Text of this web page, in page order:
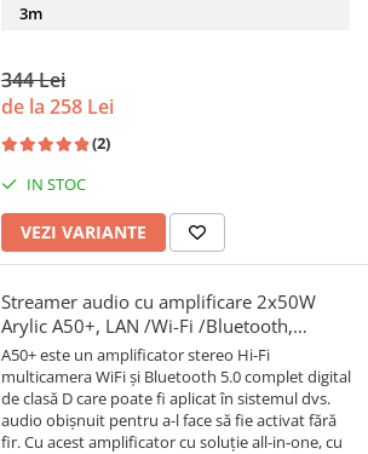
3m
344 Lei
de la 258 Lei
(2)
IN STOC
VEZI VARIANTE
Streamer audio cu amplificare 2x50W
Arylic A50+, LAN /Wi-Fi /Bluetooth,
24bit/192kHz, Multiroom
A50+ este un amplificator stereo Hi-Fi
multicamera WiFi și Bluetooth 5.0 complet digital
de clasă D care poate fi aplicat în sistemul dvs.
audio obișnuit pentru a-l face să fie activat fără
fir. Cu acest amplificator cu soluție all-in-one, cu